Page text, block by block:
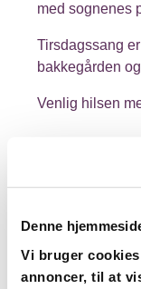
Denne
Vi bruger
annoncer, til at
med sognenes
Tirsdagssang
bakkegården
Venlig hilsen